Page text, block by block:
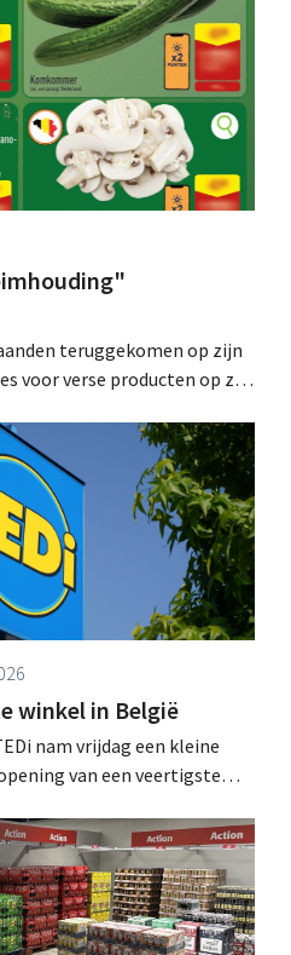
teruggekomen op zijn
voor verse producten op zijn
willen goed
winkel in België
nam vrijdag een kleine
van een veertigste
sinds 2023 aanwezig is in het land. .